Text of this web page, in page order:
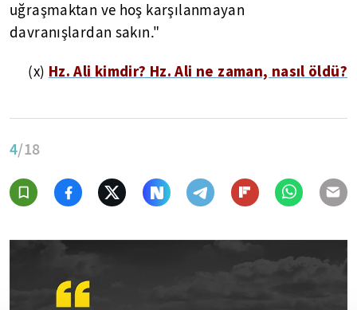
uğraşmaktan ve hoş karşılanmayan
davranışlardan sakın."
(x) Hz. Ali kimdir? Hz. Ali ne zaman, nasıl öldü?
4/18